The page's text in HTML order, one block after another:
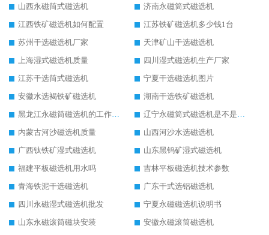
山西永磁筒式磁选机
济南永磁筒式磁选机
江西铁矿磁选机如何配置
江苏铁矿磁选机多少钱1台
苏州干选磁选机厂家
天津矿山干选磁选机
上海湿式磁选机质量
四川湿式磁选机生产厂家
江苏干选筒式磁选机
宁夏干选磁选机图片
安徽水选褐铁矿磁选机
湖南干选铁矿磁选机
黑龙江永磁筒磁选机的工作原理
辽宁永磁筒式磁选机是不是强磁
内蒙古河沙磁选机质量
山西河沙水选磁选机
广西钛铁矿湿式磁选机
山东黑钨矿湿式磁选机
福建平板磁选机用水吗
吉林平板磁选机技术参数
青海铁泥干选磁选机
广东干式选铝磁选机
四川永磁湿式磁选机批发
宁夏永磁磁选机说明书
山东永磁滚筒磁块安装
安徽永磁滚筒磁选机